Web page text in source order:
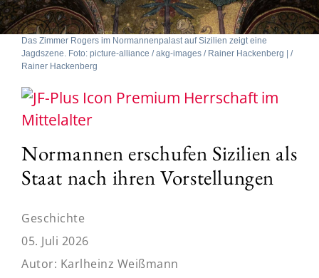
Das Zimmer Rogers im Normannenpalast auf Sizilien zeigt eine
Jagdszene. Foto: picture-alliance / akg-images / Rainer Hackenberg | /
Rainer Hackenberg
Herrschaft im
Mittelalter
Normannen erschufen Sizilien als
Staat nach ihren Vorstellungen
Geschichte
05. Juli 2026
Autor: Karlheinz Weißmann